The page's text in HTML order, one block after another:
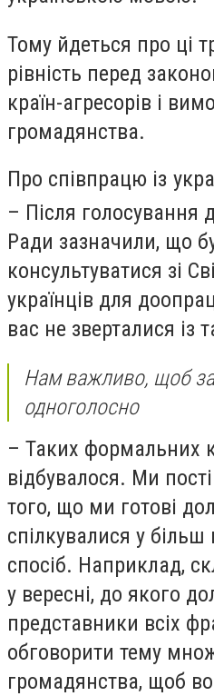
Тому йдеться про ці
рівність перед
країн-агресорів і
громадянства.
Про співпрацю із
– Після голосування
Ради зазначили, що
консультуватися зі
українців для
вас не зверталися із
Нам важливо, щоб
одноголосно
– Таких формальних
відбувалося. Ми
того, що ми готові
спілкувалися у
спосіб. Наприклад,
у вересні, до якого
представники всіх
обговорити тему
громадянства, щоб